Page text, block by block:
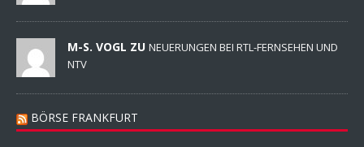
M-S. VOGL ZU NEUERUNGEN BEI RTL-FERNSEHEN UND
NTV
BÖRSE FRANKFURT